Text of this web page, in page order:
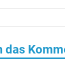
das